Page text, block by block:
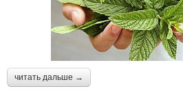
читать дальше →